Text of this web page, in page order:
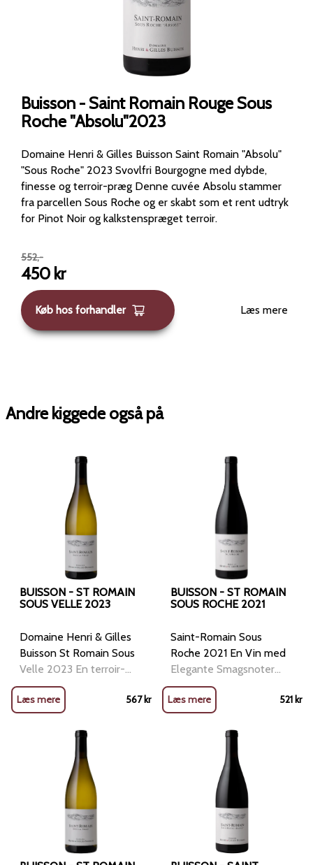
Buisson - Saint Romain Rouge Sous
Roche "Absolu"2023
Domaine Henri & Gilles Buisson Saint Romain "Absolu"
"Sous Roche" 2023 Svovlfri Bourgogne med dybde,
finesse og terroir-præg Denne cuvée Absolu stammer
fra parcellen Sous Roche og er skabt som et rent udtryk
for Pinot Noir og kalkstenspræget terroir.
552,-
450 kr
Køb hos forhandler Læs mere
Andre kiggede også på
BUISSON - ST ROMAIN
SOUS VELLE 2023
Domaine Henri & Gilles
Buisson St Romain Sous
Velle 2023 En terroir-
drevet Bourgogne med
mineralitet, finesse og
lagringspotentiale
Domaine Henri & Gilles
Buisson præsenterer en
fremragende Saint-
Romain Sous La Velle
2023, skabt på en ikonisk
parcel lige
Læs mere 567kr
BUISSON - ST ROMAIN
SOUS ROCHE 2021
Saint-Romain Sous
Roche 2021 En Vin med
Elegante Smagsnoter
Terroir og Vinstokke:
Saint-Romain Sous
Roche 2021 har rødder i
den kalkstensrige jord i
Saint-Romain. Her vokser
60 år gamle vinstokke på
3 hektar, dybt forankret i
mergel, hvilket giver
Læs mere 521kr